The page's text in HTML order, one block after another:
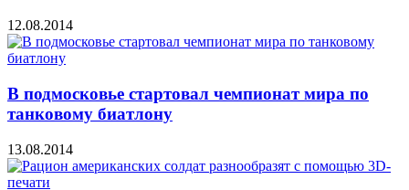
12.08.2014
В подмосковье стартовал чемпионат мира по
танковому биатлону
13.08.2014